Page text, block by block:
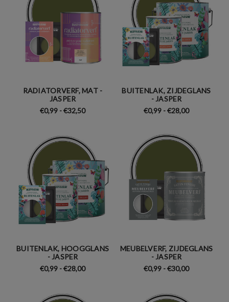
RADIATORVERF, MAT -
JASPER
€0,99 - €32,50
BUITENLAK, ZIJDEGLANS
- JASPER
€0,99 - €28,00
BUITENLAK, HOOGGLANS
- JASPER
€0,99 - €28,00
MEUBELVERF, ZIJDEGLANS
- JASPER
€0,99 - €30,00